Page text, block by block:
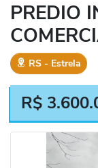
PREDIO
RS ‐ Estrela
R$